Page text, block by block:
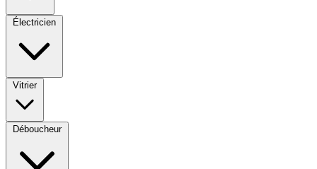
Électricien
Vitrier
Déboucheur